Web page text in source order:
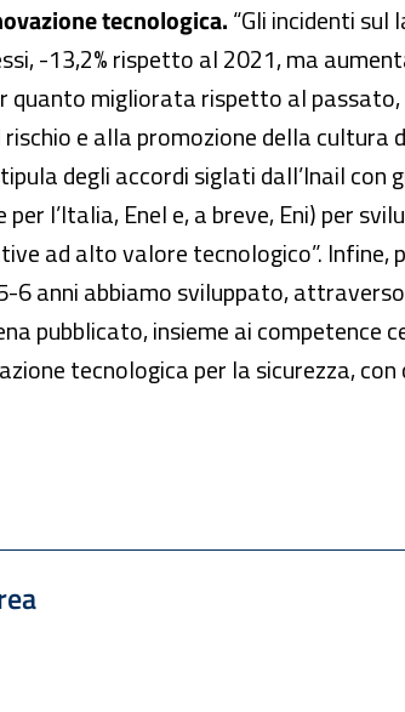
tecnologica.“Gli incidenti
-13,2% rispetto al 2021, ma
migliorata rispetto al passato,
e alla promozione della cultura
degli accordi siglati dall’Inail con
l’Italia, Enel e, a breve, Eni) per
ad alto valore tecnologico”.
6 anni abbiamo sviluppato,
pubblicato, insieme ai competence
tecnologica per la sicurezza,